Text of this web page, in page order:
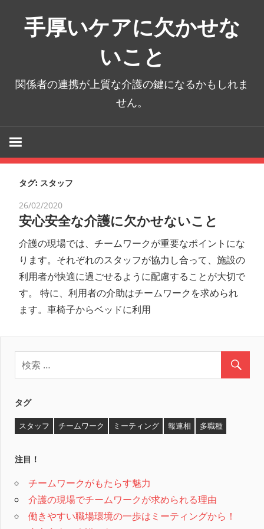
プ
手厚いケアに欠かせな
いこと
関係者の連携が上質な介護の鍵になるかもしれま
せん。
タグ: スタッフ
26/02/2020
安心安全な介護に欠かせないこと
介護の現場では、チームワークが重要なポイントにな
ります。それぞれのスタッフが協力し合って、施設の
利用者が快適に過ごせるように配慮することが大切で
す。 特に、利用者の介助はチームワークを求められ
ます。車椅子からベッドに利用
タグ
スタッフ チームワーク ミーティング 報連相 多職種
注目！
チームワークがもたらす魅力
介護の現場でチームワークが求められる理由
働きやすい職場環境の一歩はミーティングから！